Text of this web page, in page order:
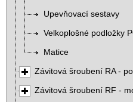
Upevňovací sestavy
Velkoplošné podložky
Matice
Závitová šroubení RA -
Závitová šroubení RF -